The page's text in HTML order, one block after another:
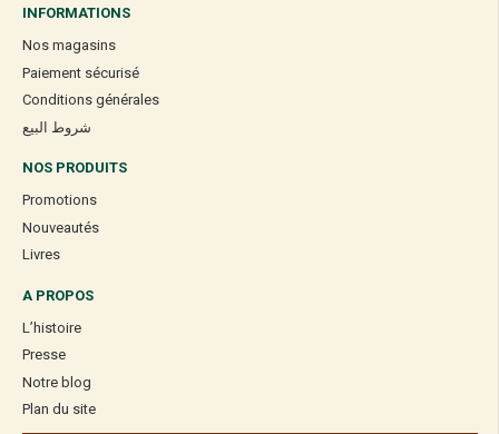
INFORMATIONS
Nos magasins
Paiement sécurisé
Conditions générales
شروط البيع
NOS PRODUITS
Promotions
Nouveautés
Livres
A PROPOS
L’histoire
Presse
Notre blog
Plan du site